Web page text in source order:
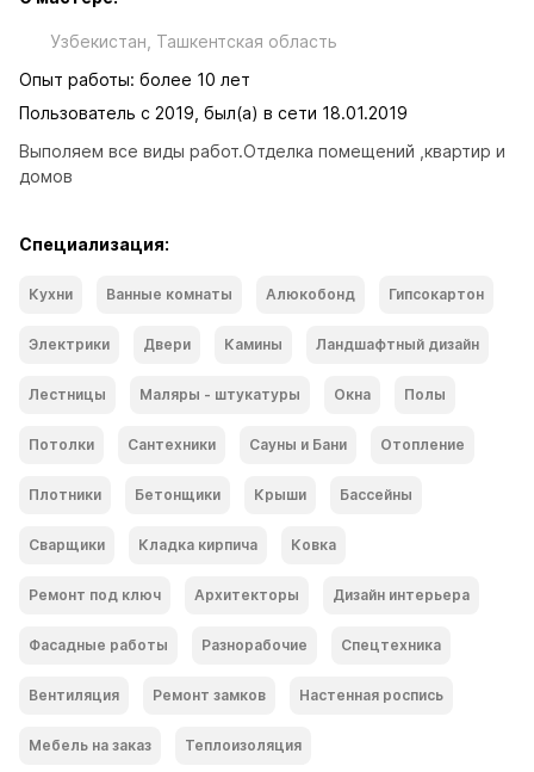
Узбекистан, Ташкентская область
Опыт работы: более 10 лет
Пользователь с 2019, был(а) в сети 18.01.2019
Выполяем все виды работ.Отделка помещений ,квартир и
домов
Специализация:
Кухни Ванные комнаты Алюкобонд Гипсокартон
Электрики Двери Камины Ландшафтный дизайн
Лестницы Маляры - штукатуры Окна Полы
Потолки Сантехники Сауны и Бани Отопление
Плотники Бетонщики Крыши Бассейны
Сварщики Кладка кирпича Ковка
Ремонт под ключ Архитекторы Дизайн интерьера
Фасадные работы Разнорабочие Спецтехника
Вентиляция Ремонт замков Настенная роспись
Мебель на заказ Теплоизоляция